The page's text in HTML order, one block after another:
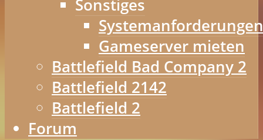
Sonstiges
Systemanforderungen
Gameserver mieten
Battlefield Bad Company 2
Battlefield 2142
Battlefield 2
Forum